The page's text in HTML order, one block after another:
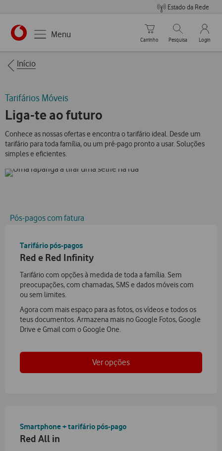
Estado da Rede
https://www.vodafone.pt
Menu
Carrinho de compras
Carrinho
Pesquisar
Pesquisa
My
Login
Breadcrumbs
Início
Tarifários Móveis
Liga-te ao futuro
Conhece as nossas ofertas e encontra o tarifário ideal. Desde um
tarifário para toda família, ou um pré-pago pronto a usar. Soluções
simples e eficientes.
Pós-pagos com fatura
Tarifário pós-pagos
Red e Red Infinity
Tarifário com opções à medida de toda a família. Sem
preocupações, com chamadas, SMS e dados móveis com
ou sem limites.
Agora com mais espaço para as fotos, os vídeos e todos os
teus documentos. Armazena mais no Google Fotos, Google
Drive e Gmail com o Google One.
Ver opções
Smartphone + tarifário pós-pago
Red All in